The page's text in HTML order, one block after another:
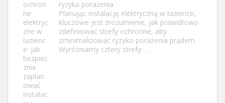
ryzyka porażenia
Planując instalację elektryczną w łazience,
kluczowe jest zrozumienie, jak prawidłowo
zdefiniować strefy ochronne, aby
zminimalizować ryzyko porażenia prądem.
Wyróżniamy cztery strefy: …